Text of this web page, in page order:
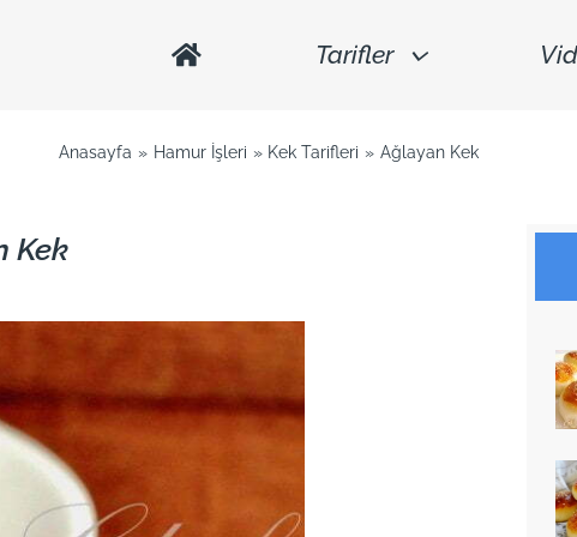
Tarifler
Anasayfa Hamur İşleri Kek Tarifleri Ağlayan Kek
Kek